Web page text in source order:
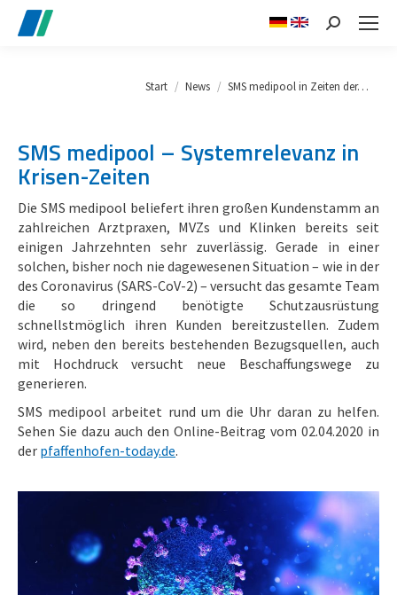
Search:
Sie befinden sich hier:
Start News SMS medipool in Zeiten der…
SMS medipool – Systemrelevanz in
Krisen-Zeiten
Die SMS medipool beliefert ihren großen Kundenstamm an
zahlreichen Arztpraxen, MVZs und Klinken bereits seit
einigen Jahrzehnten sehr zuverlässig. Gerade in einer
solchen, bisher noch nie dagewesenen Situation – wie in der
des Coronavirus (SARS-CoV-2) – versucht das gesamte Team
die so dringend benötigte Schutzausrüstung
schnellstmöglich ihren Kunden bereitzustellen. Zudem
wird, neben den bereits bestehenden Bezugsquellen, auch
mit Hochdruck versucht neue Beschaffungswege zu
generieren.
SMS medipool arbeitet rund um die Uhr daran zu helfen.
Sehen Sie dazu auch den Online-Beitrag vom 02.04.2020 in
der pfaffenhofen-today.de.